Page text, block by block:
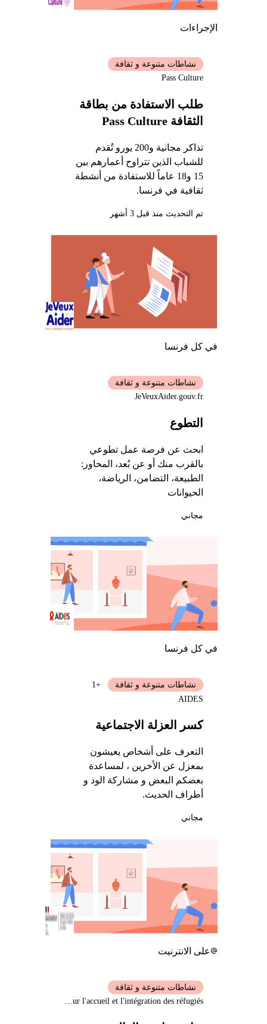
الإجراءات
طلب الاستفادة من بطاقة
الثقافة Pass Culture
تذاكر مجانية و200 يورو تُقدم
للشباب الذين تتراوح أعمارهم بين
15 و18 عاماً للاستفادة من أنشطة
ثقافية في فرنسا.
نشاطات متنوعة و ثقافة
Pass Culture
تم التحديث منذ قبل 3 أشهر
في كل فرنسا
التطوع
ابحث عن فرصة عمل تطوعي
بالقرب منك أو عن بُعد، المحاور:
الطبيعة، التضامن، الرياضة،
الحيوانات
نشاطات متنوعة و ثقافة
JeVeuxAider.gouv.fr
مجاني
في كل فرنسا
كسر العزلة الاجتماعية
التعرف على أشخاص يعيشون
بمعزل عن الأخرين ، لمساعدة
بعضكم البعض و مشاركة الود و
أطراف الحديث.
نشاطات متنوعة و ثقافة
+1
AIDES
مجاني
على الانترنيت
نشاطات متنوعة و ثقافة